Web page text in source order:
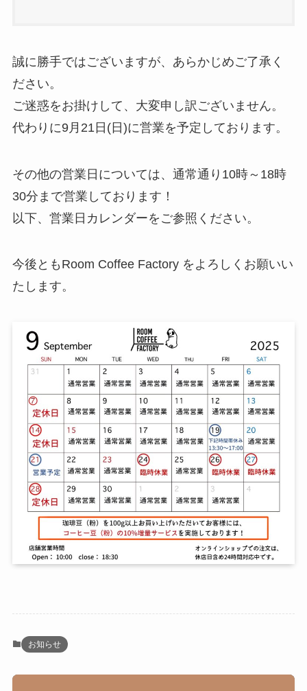
誠に勝手ではございますが、あらかじめご了承く
ださい。
ご迷惑をお掛けして、大変申し訳ございません。
代わりに9月21日(日)に営業を予定しております。
その他の営業日については、通常通り10時～18時
30分まで営業しております！
以下、営業日カレンダーをご参照ください。
今後ともRoom Coffee Factory をよろしくお願いい
たします。
お知らせ